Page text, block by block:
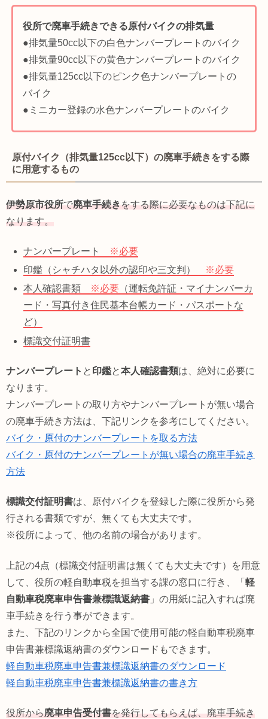
役所で廃車手続きできる原付バイクの排気量
●排気量50cc以下の白色ナンバープレートのバイク
●排気量90cc以下の黄色ナンバープレートのバイク
●排気量125cc以下のピンク色ナンバープレートの
バイク
●ミニカー登録の水色ナンバープレートのバイク
原付バイク（排気量125cc以下）の廃車手続きをする際
に用意するもの
伊勢原市役所で廃車手続きをする際に必要なものは下記に
なります。
ナンバープレート
※必要
印鑑（シャチハタ以外の認印や三文判）
※必要
本人確認書類
※必要 （運転免許証・マイナンバーカ
ード・写真付き住民基本台帳カード・パスポートな
ど）
標識交付証明書
ナンバープレート と 印鑑と本人確認書類は、絶対に必要に
なります。
ナンバープレートの取り方やナンバープレートが無い場合
の廃車手続き方法は、下記リンクを参考にしてください。
バイク・原付のナンバープレートを取る方法
バイク・原付のナンバープレートが無い場合の廃車手続き
方法
標識交付証明書は、原付バイクを登録した際に役所から発
行される書類ですが、無くても大丈夫です。
※役所によって、他の名前の場合があります。
上記の4点（標識交付証明書は無くても大丈夫です）を用意
して、役所の軽自動車税を担当する課の窓口に行き、「 軽
自動車税廃車申告書兼標識返納書 」の用紙に記入すれば廃
車手続きを行う事ができます。
また、下記のリンクから全国で使用可能の軽自動車税廃車
申告書兼標識返納書のダウンロードもできます。
軽自動車税廃車申告書兼標識返納書のダウンロード
軽自動車税廃車申告書兼標識返納書の書き方
役所から廃車申告受付書を発行してもらえば、廃車手続き